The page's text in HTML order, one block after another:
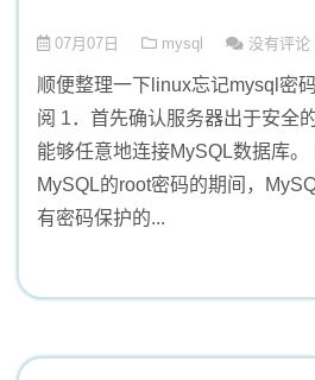
07月07日 mysql 没有评论
顺便整理一下linux忘记mysql密
阅 1．首先确认服务器出于安全
能够任意地连接MySQL数据库。
MySQL的root密码的期间，
有密码保护的...